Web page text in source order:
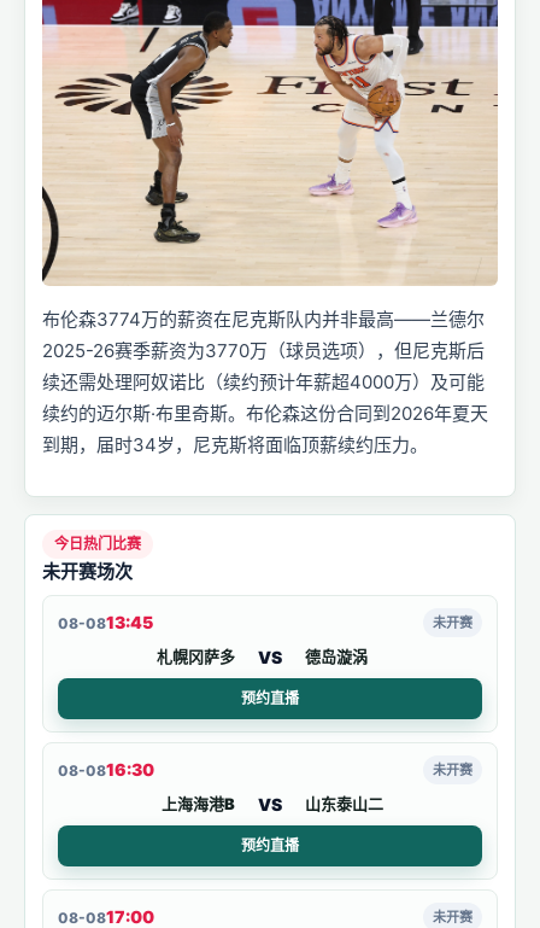
布伦森3774万的薪资在尼克斯队内并非最高——兰德尔
2025-26赛季薪资为3770万（球员选项），但尼克斯后
续还需处理阿奴诺比（续约预计年薪超4000万）及可能
续约的迈尔斯·布里奇斯。布伦森这份合同到2026年夏天
到期，届时34岁，尼克斯将面临顶薪续约压力。
今日热门比赛
未开赛场次
08-0813:45
札幌冈萨多 VS 德岛漩涡
未开赛
预约直播
08-0816:30
上海海港B VS 山东泰山二
未开赛
预约直播
08-0817:00 未开赛